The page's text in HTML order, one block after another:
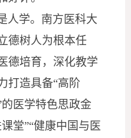
人学。南方医科大
德树人为根本任
德培育，深化教学
打造具备“高阶
医学特色思政金
堂”“健康中国与医